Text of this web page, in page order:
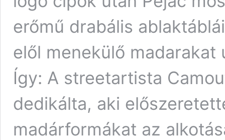
erőmű drabális
elől menekülő
Így: A streetartista
dedikálta, aki
madárformákat az